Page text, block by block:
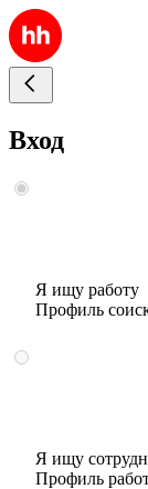
Вход
Я ищу работу
Профиль
Я ищу
Профиль